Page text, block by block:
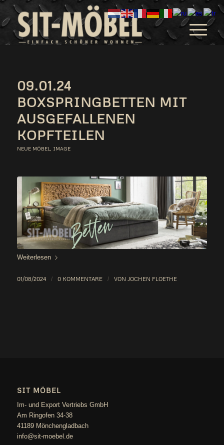
09.01.24
BOXSPRINGBETTEN MIT
AUSGEFALLENEN
KOPFTEILEN
NEUE MÖBEL IMAGE
Wei­ter­le­sen
01/08/2024 / 0 KOMMENTARE / VON JOCHEN FLOETHE
SIT MÖBEL
Im- und Export Vertriebs GmbH
Am Ringofen 34-38
41189 Mönchengladbach
info@sit-moebel.de